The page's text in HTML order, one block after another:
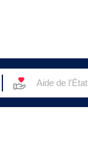
Aide de l’État